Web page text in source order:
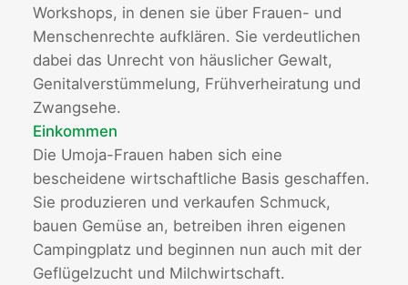
Workshops, in denen sie über Frauen- und
Menschenrechte aufklären. Sie verdeutlichen
dabei das Unrecht von häuslicher Gewalt,
Genitalverstümmelung, Frühverheiratung und
Zwangsehe.
Einkommen
Die Umoja-Frauen haben sich eine
bescheidene wirtschaftliche Basis geschaffen.
Sie produzieren und verkaufen Schmuck,
bauen Gemüse an, betreiben ihren eigenen
Campingplatz und beginnen nun auch mit der
Geflügelzucht und Milchwirtschaft.